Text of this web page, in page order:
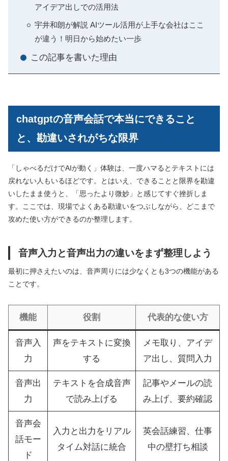
アイデア出しでの活用法
宇井和朗が解説 AIツール活用が上手な会社はここ
が違う！明日から始めたい一歩
この記事を書いた理由
chatgptの音声会話で本当にできること
と、勘違いされがちな限界
「しゃべるだけでAIが動く」体験は、一度ハマるとテキストには
戻れない人もいるほどです。とはいえ、できることと限界を勘違
いしたまま使うと、「思ったより微妙」と感じてすぐ挫折しま
す。ここでは、現場でよくある勘違いをつぶしながら、どこまで
攻めた使い方ができるのか整理します。
音声入力と音声出力の違いをまず整理しよう
最初に押さえたいのは、音声周りには少なくとも3つの機能がある
ことです。
機能 役割 代表的な使い方
音声入
力
声をテキストに変換
する
メモ取り、アイデ
ア出し、質問入力
音声出
力
テキストを合成音声
で読み上げる
記事やメールの読
み上げ、要約確認
音声会
話モー
ド
入力と出力をリアル
タイム対話に統合
英会話練習、仕事
中の壁打ち相談